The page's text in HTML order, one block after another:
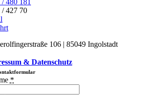
480 181
/ 427 70
106 | 85049 Ingolstadt
& Datenschutz
*